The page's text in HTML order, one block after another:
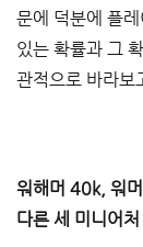
문에 덕분에 플
있는 확률과 그
관적으로 바라보
워해머 40k, 워
다른 세 미니어